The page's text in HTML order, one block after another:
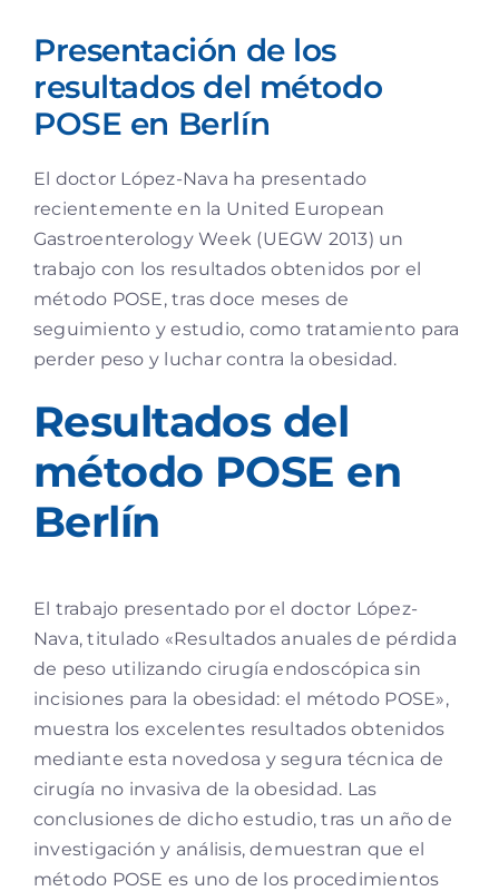
Presentación de los
resultados del método
POSE en Berlín
El doctor López-Nava ha presentado
recientemente en la United European
Gastroenterology Week (UEGW 2013) un
trabajo con los resultados obtenidos por el
método POSE, tras doce meses de
seguimiento y estudio, como tratamiento para
perder peso y luchar contra la obesidad.
Resultados del
método POSE en
Berlín
El trabajo presentado por el doctor López-
Nava, titulado «Resultados anuales de pérdida
de peso utilizando cirugía endoscópica sin
incisiones para la obesidad: el método POSE»,
muestra los excelentes resultados obtenidos
mediante esta novedosa y segura técnica de
cirugía no invasiva de la obesidad. Las
conclusiones de dicho estudio, tras un año de
investigación y análisis, demuestran que el
método POSE es uno de los procedimientos